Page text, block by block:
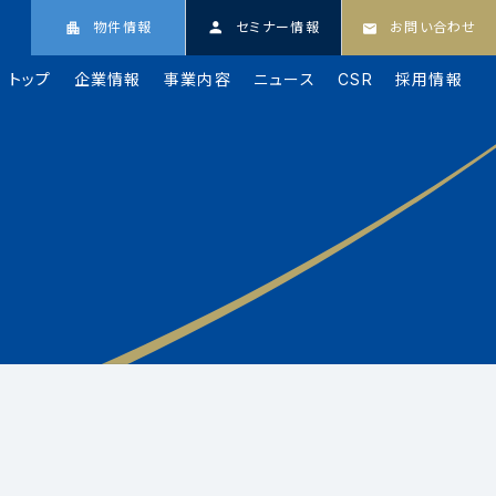
物件情報 セミナー情報 お問い合わせ
トップ 企業情報 事業内容 ニュース CSR 採用情報